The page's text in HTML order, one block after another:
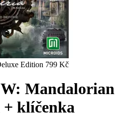
Edition 799 Kč
Mandalorian
klíčenka